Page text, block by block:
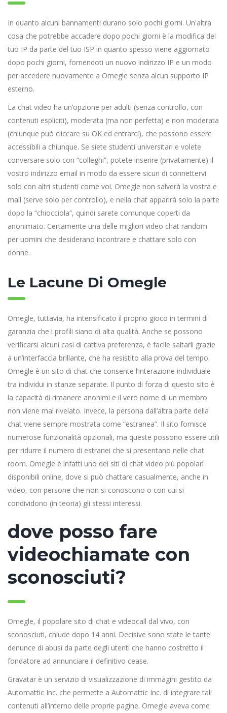
In quanto alcuni bannamenti durano solo pochi giorni. Un'altra
cosa che potrebbe accadere dopo pochi giorni è la modifica del
tuo IP da parte del tuo ISP in quanto spesso viene aggiornato
dopo pochi giorni, fornendoti un nuovo indirizzo IP e un modo
per accedere nuovamente a Omegle senza alcun supporto IP
esterno.
La chat video ha un’opzione per adulti (senza controllo, con
contenuti espliciti), moderata (ma non perfetta) e non moderata
(chiunque può cliccare su OK ed entrarci), che possono essere
accessibili a chiunque. Se siete studenti universitari e volete
conversare solo con “colleghi”, potete inserire (privatamente) il
vostro indirizzo email in modo da essere sicuri di connettervi
solo con altri studenti come voi. Omegle non salverà la vostra e
mail (serve solo per controllo), e nella chat apparirà solo la parte
dopo la “chiocciola”, quindi sarete comunque coperti da
anonimato. Certamente una delle migliori video chat random
per uomini che desiderano incontrare e chattare solo con
donne.
Le Lacune Di Omegle
Omegle, tuttavia, ha intensificato il proprio gioco in termini di
garanzia che i profili siano di alta qualità. Anche se possono
verificarsi alcuni casi di cattiva preferenza, è facile saltarli grazie
a un’interfaccia brillante, che ha resistito alla prova del tempo.
Omegle è un sito di chat che consente l’interazione individuale
tra individui in stanze separate. Il punto di forza di questo sito è
la capacità di rimanere anonimi e il vero nome di un membro
non viene mai rivelato. Invece, la persona dall’altra parte della
chat viene sempre mostrata come “estranea”. Il sito fornisce
numerose funzionalità opzionali, ma queste possono essere utili
per ridurre il numero di estranei che si presentano nelle chat
room. Omegle è infatti uno dei siti di chat video più popolari
disponibili online, dove si può chattare casualmente, anche in
video, con persone che non si conoscono o con cui si
condividono (in teoria) gli stessi interessi.
dove posso fare
videochiamate con
sconosciuti?
Omegle, il popolare sito di chat e videocall dal vivo, con
sconosciuti, chiude dopo 14 anni. Decisive sono state le tante
denunce di abusi da parte degli utenti che hanno costretto il
fondatore ad annunciare il definitivo cease.
Gravatar è un servizio di visualizzazione di immagini gestito da
Automattic Inc. che permette a Automattic Inc. di integrare tali
contenuti all’interno delle proprie pagine. Omegle aveva come